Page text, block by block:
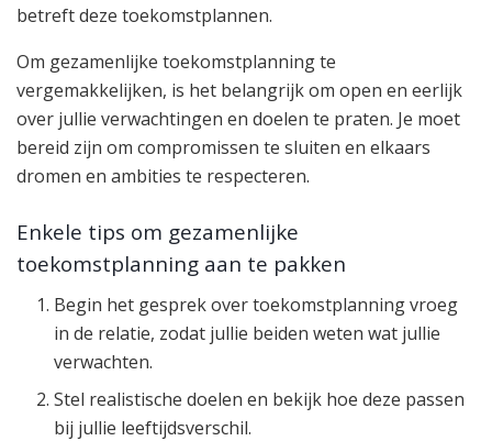
betreft deze toekomstplannen.
Om gezamenlijke toekomstplanning te
vergemakkelijken, is het belangrijk om open en eerlijk
over jullie verwachtingen en doelen te praten. Je moet
bereid zijn om compromissen te sluiten en elkaars
dromen en ambities te respecteren.
Enkele tips om gezamenlijke
toekomstplanning aan te pakken
Begin het gesprek over toekomstplanning vroeg
in de relatie, zodat jullie beiden weten wat jullie
verwachten.
Stel realistische doelen en bekijk hoe deze passen
bij jullie leeftijdsverschil.